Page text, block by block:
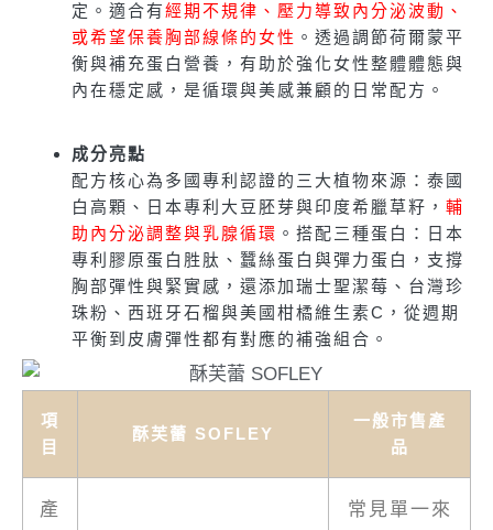
定。適合有經期不規律、壓力導致內分泌波動、
或希望保養胸部線條的女性 。透過調節荷爾蒙平
衡與補充蛋白營養，有助於強化女性整體體態與
內在穩定感，是循環與美感兼顧的日常配方。
成分亮點
配方核心為多國專利認證的三大植物來源：泰國
白高顆、日本專利大豆胚芽與印度希臘草籽， 輔
助內分泌調整與乳腺循環 。搭配三種蛋白：日本
專利膠原蛋白胜肽、蠶絲蛋白與彈力蛋白，支撐
胸部彈性與緊實感，還添加瑞士聖潔莓、台灣珍
珠粉、西班牙石榴與美國柑橘維生素C，從週期
平衡到皮膚彈性都有對應的補強組合。
項
目
酥芙蕾 SOFLEY
一般市售產
品
產
常見單一來